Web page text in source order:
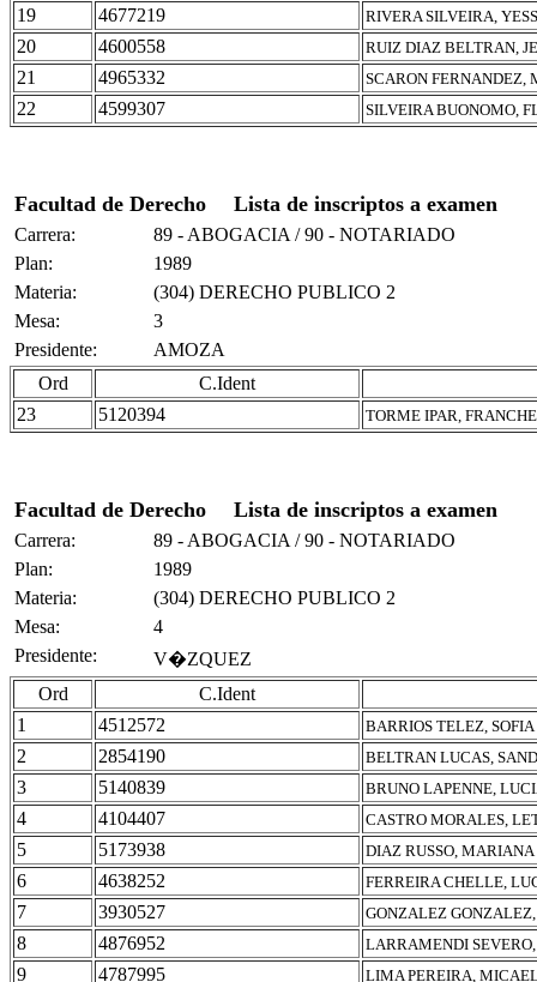
19 4677219 RIVERA SILVEIRA,
20 4600558 RUIZ DIAZ BELTRAN,
21 4965332 SCARON FERNANDEZ,
22 4599307 SILVEIRA BUONOMO,
Facultad de Derecho Lista de inscriptos a examen
Carrera:
89 - ABOGACIA / 90 - NOTARIADO
Plan:
1989
Materia:
(304) DERECHO PUBLICO 2
Mesa:
3
Presidente:
AMOZA
Ord
C.Ident
23
5120394 TORME IPAR,
Facultad de Derecho Lista de inscriptos a examen
Carrera:
89 - ABOGACIA / 90 - NOTARIADO
Plan:
1989
Materia:
(304) DERECHO PUBLICO 2
Mesa:
4
Presidente:
V�ZQUEZ
Ord
C.Ident
1
4512572 BARRIOS TELEZ,
2 2854190 BELTRAN LUCAS,
3 5140839 BRUNO LAPENNE,
4 4104407 CASTRO MORALES,
5 5173938 DIAZ RUSSO,
6 4638252 FERREIRA CHELLE,
7 3930527 GONZALEZ
8 4876952 LARRAMENDI
9 4787995 LIMA PEREIRA,